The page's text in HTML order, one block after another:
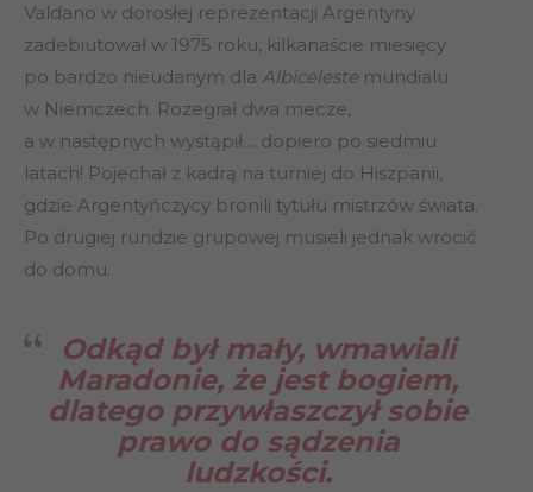
Valdano w dorosłej reprezentacji Argentyny
zadebiutował w 1975 roku, kilkanaście miesięcy
po bardzo nieudanym dla Albiceleste mundialu
w Niemczech. Rozegrał dwa mecze,
a w następnych wystąpił… dopiero po siedmiu
latach! Pojechał z kadrą na turniej do Hiszpanii,
gdzie Argentyńczycy bronili tytułu mistrzów świata.
Po drugiej rundzie grupowej musieli jednak wrócić
do domu.
Odkąd był mały, wmawiali
Maradonie, że jest bogiem,
dlatego przywłaszczył sobie
prawo do sądzenia
ludzkości.